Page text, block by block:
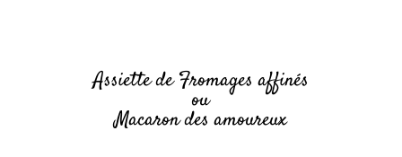
Assiette de Fromages affinés
ou
Macaron des amoureux